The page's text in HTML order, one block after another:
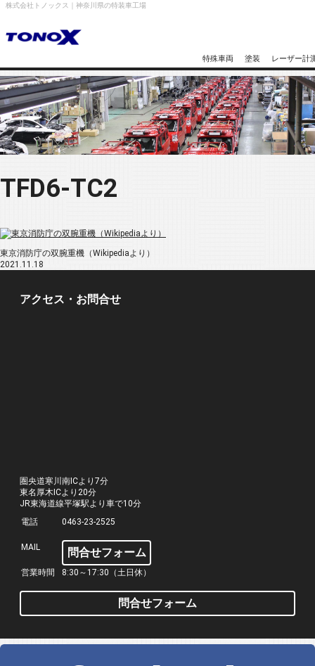
株式会社トノックス｜神奈川県の特装車工場
特殊車両 塗装 レーザー計
TFD6-TC2
東京消防庁の双腕重機（Wikipediaより）
2021.11.18
アクセス・お問合せ
圏央道寒川南ICより7分
東名厚木ICより20分
JR東海道線平塚駅より車で10分
電話
0463-23-2525
MAIL 問合せフォーム
営業時間 8:30～17:30（土日休）
問合せフォーム